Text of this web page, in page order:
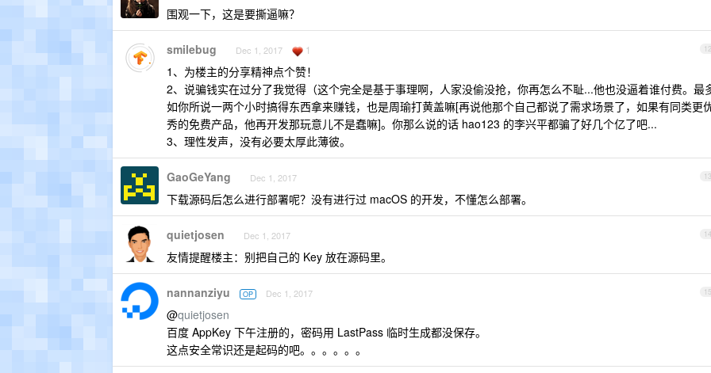
围观一下，这是要撕逼嘛？
12
smilebug Dec 1, 2017 1
1、为楼主的分享精神点个赞！
2、说骗钱实在过分了我觉得（这个完全是基于事理啊，人家没偷没抢，你再怎么不耻...他也没逼着谁付费。最
如你所说一两个小时搞得东西拿来赚钱，也是周瑜打黄盖嘛[再说他那个自己都说了需求场景了，如果有同类更
秀的免费产品，他再开发那玩意儿不是蠢嘛]。你那么说的话 hao123 的李兴平都骗了好几个亿了吧...
3、理性发声，没有必要太厚此薄彼。
13
GaoGeYang Dec 1, 2017
下载源码后怎么进行部署呢？没有进行过 macOS 的开发，不懂怎么部署。
14
quietjosen Dec 1, 2017
友情提醒楼主：别把自己的 Key 放在源码里。
15
nannanziyu OP Dec 1, 2017
@quietjosen
百度 AppKey 下午注册的，密码用 LastPass 临时生成都没保存。
这点安全常识还是起码的吧。。。。。。